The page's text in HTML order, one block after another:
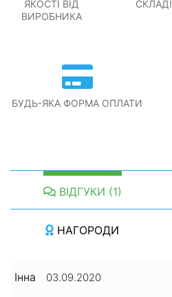
ЯКОСТІ ВІД
ВИРОБНИКА
СКЛАДІ
БУДЬ-ЯКА ФОРМА ОПЛАТИ
ВІДГУКИ (1)
НАГОРОДИ
Інна 03.09.2020